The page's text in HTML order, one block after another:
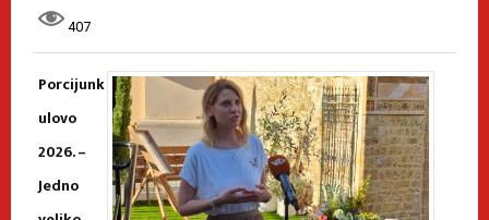
407
Porcijunk
ulovo
2026. –
Jedno